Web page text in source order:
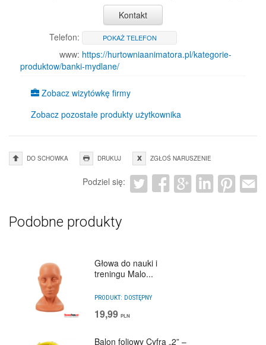
Kontakt
Telefon:
POKAŻ TELEFON
www: https://hurtowniaanimatora.pl/kategorie-
produktow/banki-mydlane/
Zobacz wizytówkę firmy
Zobacz pozostałe produkty użytkownika
DO SCHOWKA DRUKUJ ZGŁOŚ NARUSZENIE
Podziel się:
Podobne produkty
Głowa do nauki i
treningu Malo...
PRODUKT: DOSTĘPNY
19,99 PLN
Balon foliowy Cyfra „2” –